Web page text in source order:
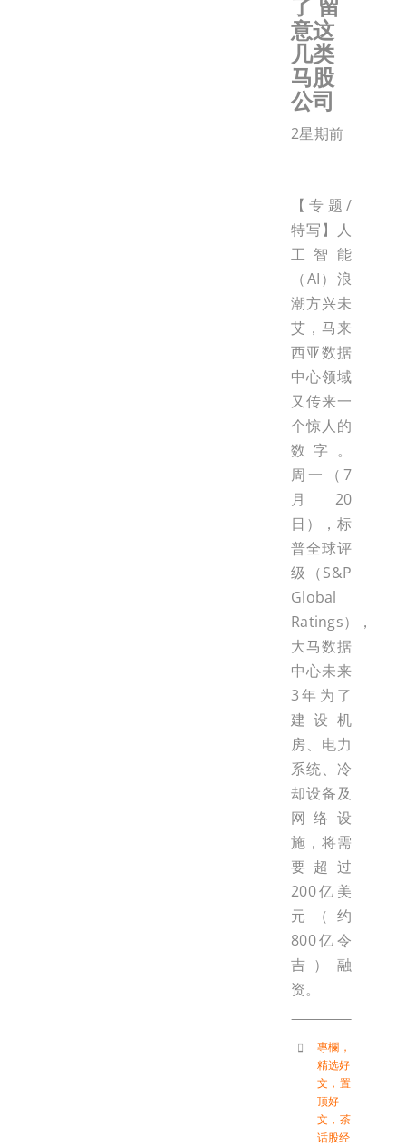
意这
几类
马股
公司
2星期前
【专题/
特写】人
工智能
（AI）浪
潮方兴未
艾，马来
西亚数据
中心领域
又传来一
个惊人的
数字。
周一（7
月20
日），标
普全球评
级（S&P
Global
Ratings），
大马数据
中心未来
3年为了
建设机
房、电力
系统、冷
却设备及
网络设
施，将需
要超过
200亿美
元（约
800亿令
吉）融
资。
專欄 ，
精选好
文 ， 置
顶好
文 ， 茶
话股经